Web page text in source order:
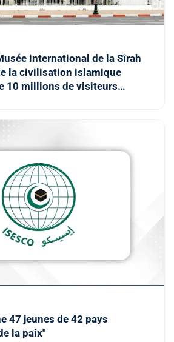
international de la Sîrah
la civilisation islamique
10 millions de visiteurs
47 jeunes de 42 pays
la paix"